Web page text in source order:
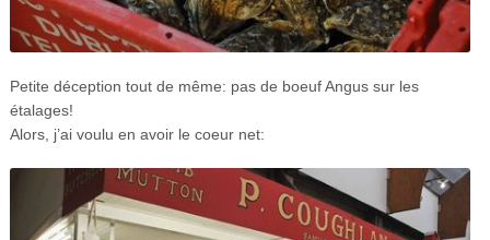
Petite déception tout de même: pas de boeuf Angus sur les
étalages!
Alors, j’ai voulu en avoir le coeur net: